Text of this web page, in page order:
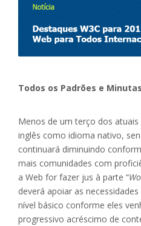
Todos os Padrões e
Menos de um terço dos
inglês como idioma nativo,
continuará diminuindo
mais comunidades com
a Web for fazer jus à parte “
deverá apoiar as
nível básico conforme eles
progressivo acréscimo de